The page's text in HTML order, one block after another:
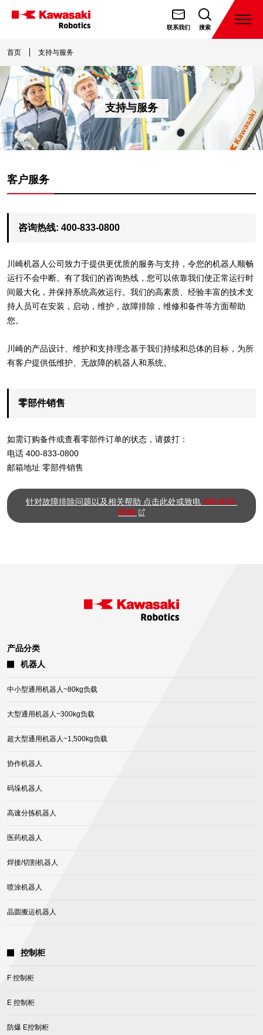
内 崎
機
器
人
（天
津）
有
公
司
联系我们 搜索
打
首页 支持与服务
支持与服务
客户服务
咨询热线: 400-833-0800
川崎机器人公司致力于提供更优质的服务与支持，令您的机器人顺畅
运行不会中断。有了我们的咨询热线，您可以依靠我们使正常运行时
间最大化，并保持系统高效运行。我们的高素质、经验丰富的技术支
持人员可在安装，启动，维护，故障排除，维修和备件等方面帮助
您。
川崎的产品设计、维护和支持理念基于我们持续和总体的目标，为所
有客户提供低维护、无故障的机器人和系统。
零部件销售
如需订购备件或查看零部件订单的状态，请拨打：
电话 400-833-0800
邮箱地址 零部件销售
针对故障排除问题以及相关帮助 点击此处或致电 400-833-
0800(opens
in
产品分类
机器人
中小型通用机器人~80kg负载
大型通用机器人~300kg负载
超大型通用机器人~1,500kg负载
协作机器人
码垛机器人
高速分拣机器人
医药机器人
焊接/切割机器人
喷涂机器人
晶圆搬运机器人
控制柜
F 控制柜
E 控制柜
防爆 E控制柜